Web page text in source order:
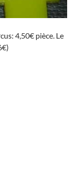
4,50€ pièce. Le